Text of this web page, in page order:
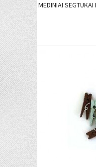
MEDINIAI